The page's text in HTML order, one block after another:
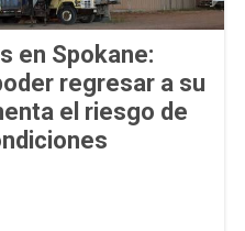
en Spokane:
regresar a su
el riesgo de